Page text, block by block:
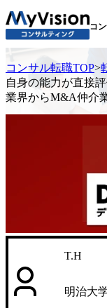
コ
コンサル転職TOP>
自身の能力が直接
業界からM&A仲介
T.H
明治大